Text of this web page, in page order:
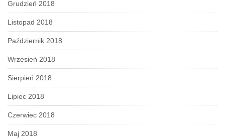
Grudzień 2018
Listopad 2018
Październik 2018
Wrzesień 2018
Sierpień 2018
Lipiec 2018
Czerwiec 2018
Maj 2018